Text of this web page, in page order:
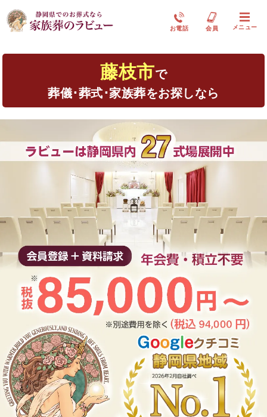
お電話 会員 メニュー
藤枝市で
葬儀･葬式･家族葬をお探しなら